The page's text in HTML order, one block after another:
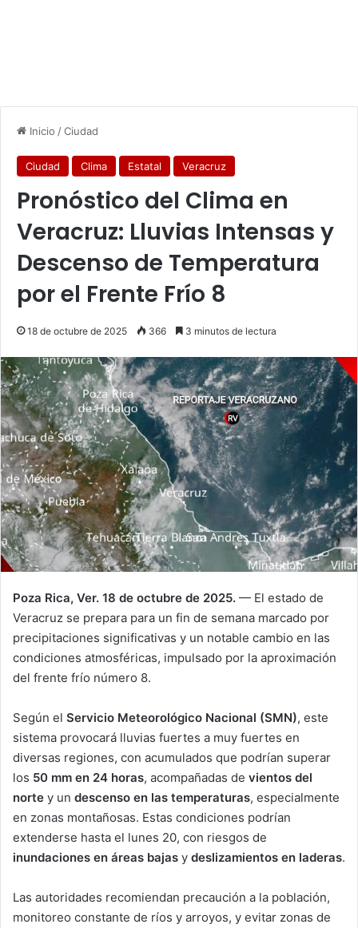
Inicio /Ciudad
Ciudad Clima Estatal Veracruz
Pronóstico del Clima en
Veracruz: Lluvias Intensas y
Descenso de Temperatura
por el Frente Frío 8
18 de octubre de 2025 366 3 minutos de lectura
Poza Rica, Ver. 18 de octubre de 2025. — El estado de
Veracruz se prepara para un fin de semana marcado por
precipitaciones significativas y un notable cambio en las
condiciones atmosféricas, impulsado por la aproximación
del frente frío número 8.
Según el Servicio Meteorológico Nacional (SMN), este
sistema provocará lluvias fuertes a muy fuertes en
diversas regiones, con acumulados que podrían superar
los 50 mm en 24 horas, acompañadas de vientos del
norte y un descenso en las temperaturas, especialmente
en zonas montañosas. Estas condiciones podrían
extenderse hasta el lunes 20, con riesgos de
inundaciones en áreas bajas y deslizamientos en laderas.
Las autoridades recomiendan precaución a la población,
monitoreo constante de ríos y arroyos, y evitar zonas de